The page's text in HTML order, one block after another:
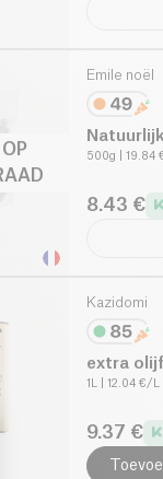
Emile noël
500g | 19.84
8.43 €
Kazidomi
extra
1L | 12.04 €/L
9.37 €